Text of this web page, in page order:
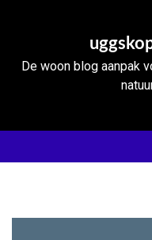
De woon blog aanpak